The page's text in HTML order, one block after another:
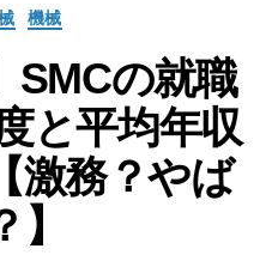
ト
の
就
職
偏
カ
ゴ
リ
ー
機械
SMCの就職
と平均年収
激務？やば